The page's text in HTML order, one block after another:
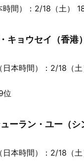
時間）：2/18（土）
キョウセイ（香港
日本時間）：2/18（
位
ーラン・ユー（シ
日本時間）：2/18（土